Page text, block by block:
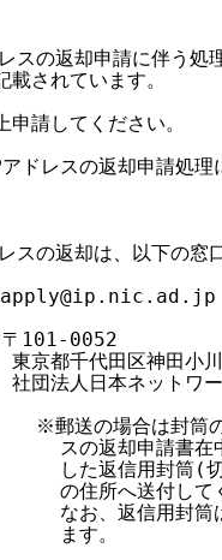
の返却申請に伴う処理
されています。
請してください。
レスの返却申請処理
の返却は、以下の窓口
apply@ip.nic.ad.jp
101-0052
都千代田区神田小
法人日本ネットワー
郵送の場合は封筒の
スの返却申請書在中
した返信用封筒(切
の住所へ送付してく
なお、返信用封筒は
ます。